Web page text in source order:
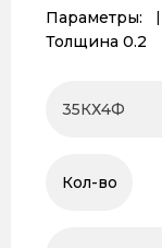
Параметры:
Толщина 0.2